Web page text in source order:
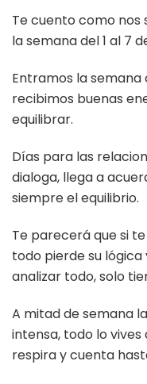
del
7
marzo.
Te cuento como
la semana del 1 al 7
Entramos la semana
recibimos buenas
equilibrar.
Días para las
dialoga, llega a
siempre el equilibrio.
Te parecerá que si
todo pierde su
analizar todo, solo
A mitad de semana
intensa, todo lo
respira y cuenta